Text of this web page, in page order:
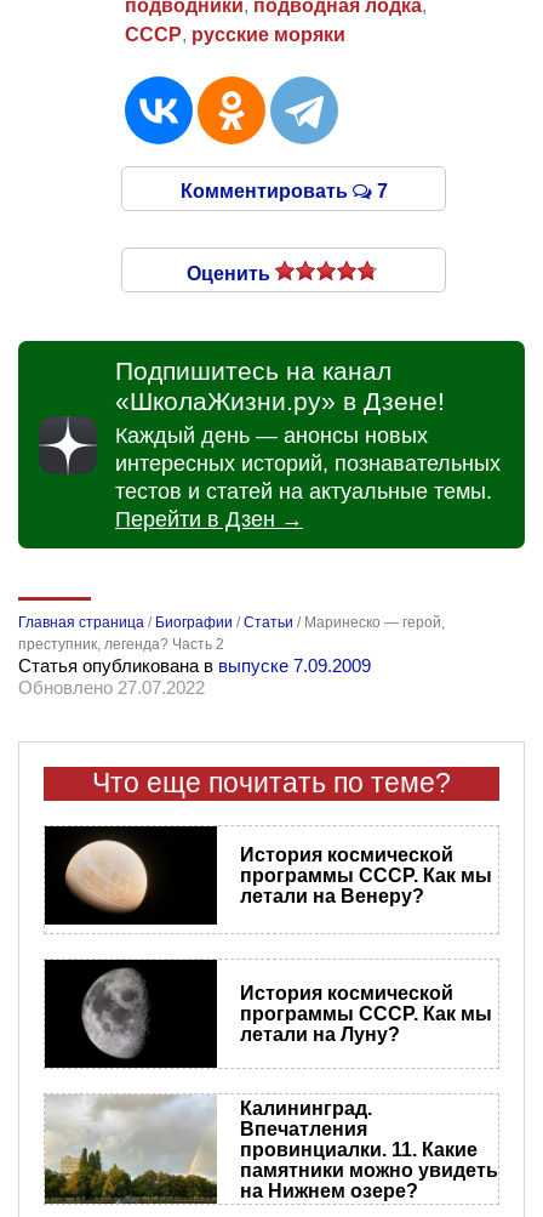
подводники, подводная лодка,
СССР, русские моряки
Комментировать 7
Оценить
Подпишитесь на канал
«ШколаЖизни.ру» в Дзене!
Каждый день — анонсы новых
интересных историй, познавательных
тестов и статей на актуальные темы.
Перейти в Дзен →
Главная страница / Биографии /Статьи / Маринеско — герой,
преступник, легенда? Часть 2
Статья опубликована в выпуске 7.09.2009
Обновлено 27.07.2022
Что еще почитать по теме?
История космической
программы СССР. Как мы
летали на Венеру?
История космической
программы СССР. Как мы
летали на Луну?
Калининград.
Впечатления
провинциалки. 11. Какие
памятники можно увидеть
на Нижнем озере?